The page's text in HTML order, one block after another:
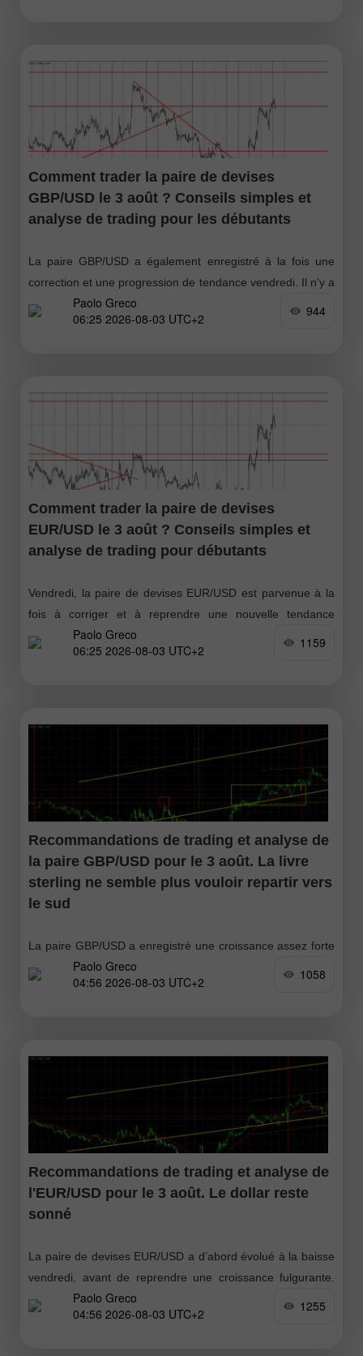
Comment trader la paire de devises
GBP/USD le 3 août ? Conseils simples et
analyse de trading pour les débutants
La paire GBP/USD a également enregistré à la fois une
correction et une progression de tendance vendredi. Il n’y a
pas eu de grands événements ni au Royaume-Uni
Paolo Greco
06:25 2026-08-03 UTC+2
944
Comment trader la paire de devises
EUR/USD le 3 août ? Conseils simples et
analyse de trading pour débutants
Vendredi, la paire de devises EUR/USD est parvenue à la
fois à corriger et à reprendre une nouvelle tendance
haussière. Dans la première moitié de la journée, le
Paolo Greco
06:25 2026-08-03 UTC+2
1159
Recommandations de trading et analyse de
la paire GBP/USD pour le 3 août. La livre
sterling ne semble plus vouloir repartir vers
le sud
La paire GBP/USD a enregistré une croissance assez forte
vendredi. L’ensemble de la semaine passée a été très
favorable pour les devises européenne et britannique, ce
Paolo Greco
04:56 2026-08-03 UTC+2
1058
Recommandations de trading et analyse de
l'EUR/USD pour le 3 août. Le dollar reste
sonné
La paire de devises EUR/USD a d’abord évolué à la baisse
vendredi, avant de reprendre une croissance fulgurante.
Rappelons que, la semaine dernière, le marché a enfin
commencé à prêter
Paolo Greco
04:56 2026-08-03 UTC+2
1255